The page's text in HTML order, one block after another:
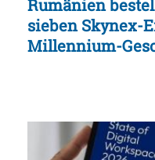
Rumänien
sieben Skynex-
Millennium-